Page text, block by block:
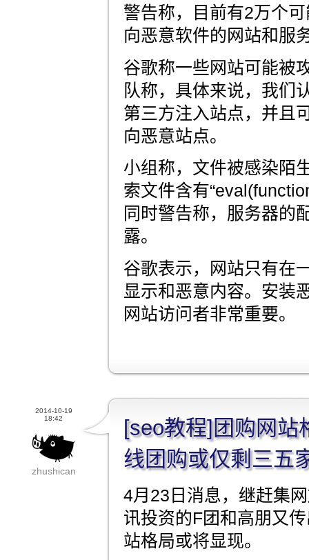
警告称，目前有2万个
向恶意软件的网站和服
谷歌称一些网站可能被
队称，具体来说，我们
第三方注入站点，并且
向恶意站点。
小组称，文件被感染陌
索文件含有
同时警告称，服务器的
露。
谷歌表示，网站只有在
显示和恶意内容。安装
网站访问者非常重要。
2014-10-19
18:42
zhushican
[seo教程]团购网站
线团购或仅剩三五
4月23日消息，继赶集
讯投资的F团和高朋又
站格局或将显现。